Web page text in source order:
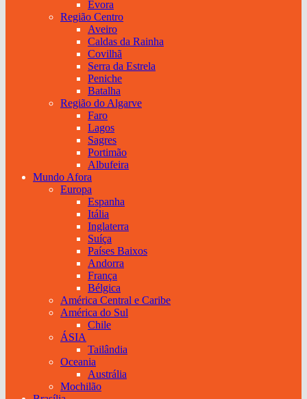
Évora
Região Centro
Aveiro
Caldas da Rainha
Covilhã
Serra da Estrela
Peniche
Batalha
Região do Algarve
Faro
Lagos
Sagres
Portimão
Albufeira
Mundo Afora
Europa
Espanha
Itália
Inglaterra
Suíça
Países Baixos
Andorra
França
Bélgica
América Central e Caribe
América do Sul
Chile
ÁSIA
Tailândia
Oceania
Austrália
Mochilão